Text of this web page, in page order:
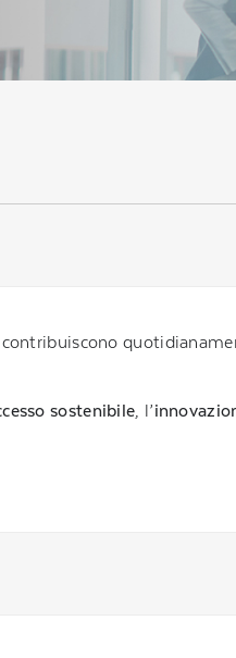
sostenibile , l’